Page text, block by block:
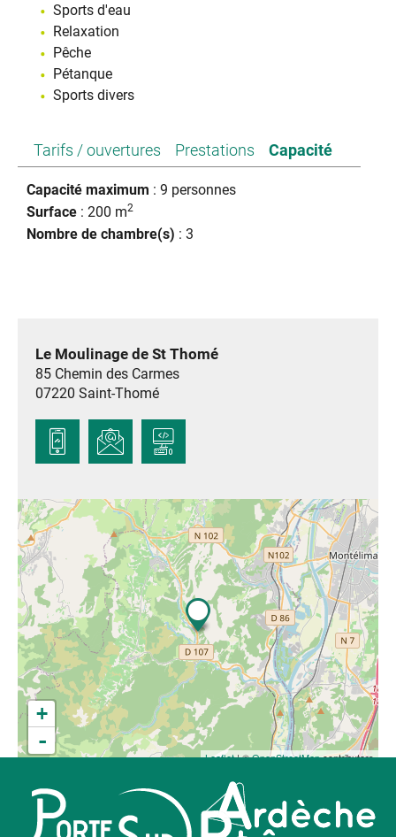
Sports d'eau
Relaxation
Pêche
Pétanque
Sports divers
Tarifs / ouvertures Prestations Capacité
Capacité maximum : 9 personnes
Surface : 200 m2
Nombre de chambre(s) : 3
Le Moulinage de St Thomé
85 Chemin des Carmes
07220 Saint-Thomé
+
-
Leaflet| ©OpenStreetMapcontributors